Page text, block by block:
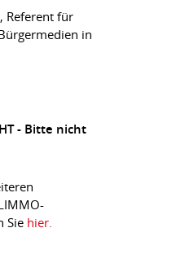
Referent für
in
- Bitte nicht
Sie hier.